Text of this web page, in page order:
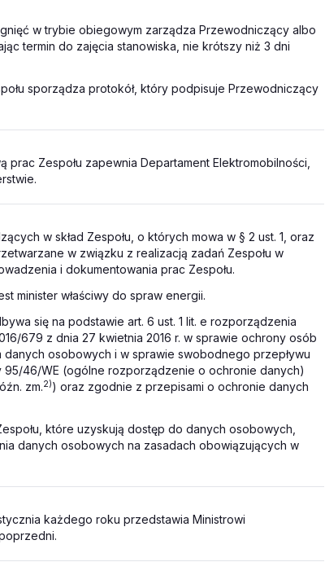
w trybie obiegowym zarządza Przewodniczący albo
termin do zajęcia stanowiska, nie krótszy niż 3 dni
sporządza protokół, który podpisuje Przewodniczący
prac Zespołu zapewnia Departament Elektromobilności,
w skład Zespołu, o których mowa w § 2 ust. 1, oraz
w związku z realizacją zadań Zespołu w
i dokumentowania prac Zespołu.
minister właściwy do spraw energii.
się na podstawie art. 6 ust. 1 lit. e rozporządzenia
679 z dnia 27 kwietnia 2016 r. w sprawie ochrony osób
osobowych i w sprawie swobodnego przepływu
46/WE (ogólne rozporządzenie o ochronie danych)
zm.2)) oraz zgodnie z przepisami o ochronie danych
które uzyskują dostęp do danych osobowych,
danych osobowych na zasadach obowiązujących w
każdego roku przedstawia Ministrowi